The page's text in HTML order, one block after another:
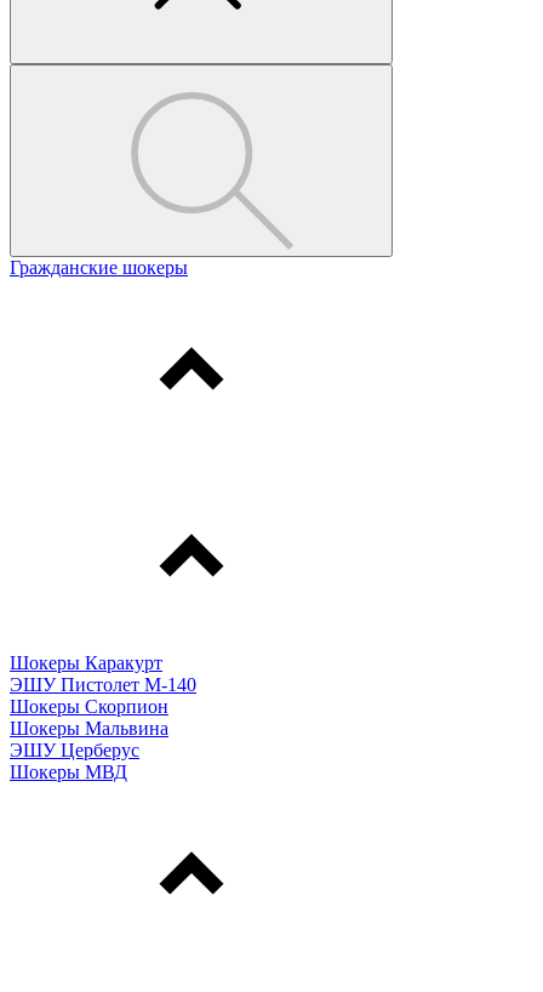
Гражданские шокеры
Шокеры Каракурт
ЭШУ Пистолет М-140
Шокеры Скорпион
Шокеры Мальвина
ЭШУ Церберус
Шокеры МВД